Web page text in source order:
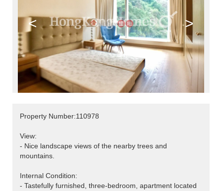
< >
Property Number:110978
View:
- Nice landscape views of the nearby trees and
mountains.
Internal Condition:
- Tastefully furnished, three-bedroom, apartment located